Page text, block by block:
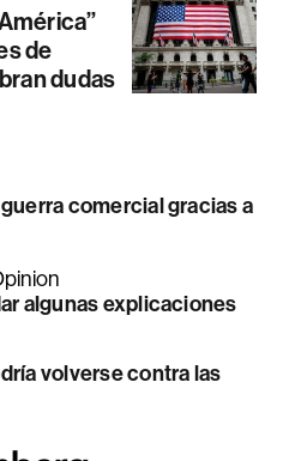
de
dudas
comercial gracias a
algunas explicaciones
volverse contra las